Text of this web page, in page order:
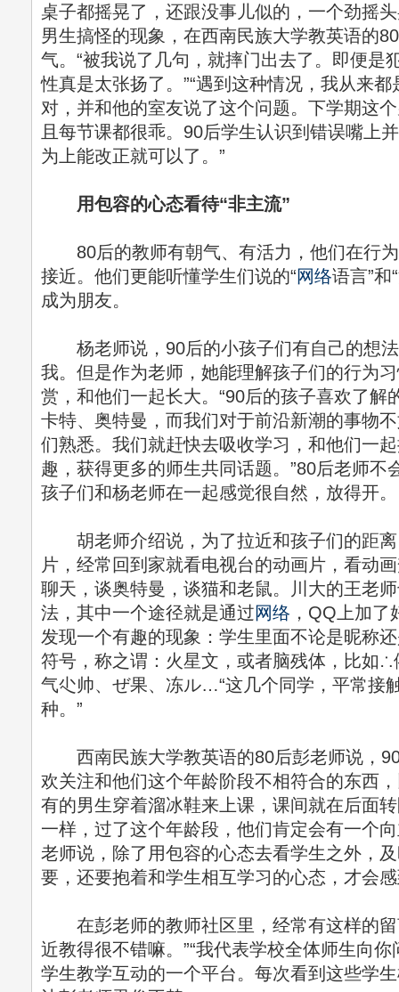
桌子都摇晃了，还跟没事儿似的，一个劲摇
男生搞怪的现象，在西南民族大学教英语的
气。“被我说了几句，就摔门出去了。即便是
性真是太张扬了。”“遇到这种情况，我从来
对，并和他的室友说了这个问题。下学期这
且每节课都很乖。90后学生认识到错误嘴上
为上能改正就可以了。”
用包容的心态看待“非主流”
80后的教师有朝气、有活力，他们在行为
接近。他们更能听懂学生们说的“网络语言”和
成为朋友。
杨老师说，90后的小孩子们有自己的想法
我。但是作为老师，她能理解孩子们的行为
赏，和他们一起长大。“90后的孩子喜欢了解
卡特、奥特曼，而我们对于前沿新潮的事物
们熟悉。我们就赶快去吸收学习，和他们一
趣，获得更多的师生共同话题。”80后老师不
孩子们和杨老师在一起感觉很自然，放得开。
胡老师介绍说，为了拉近和孩子们的距离
片，经常回到家就看电视台的动画片，看动
聊天，谈奥特曼，谈猫和老鼠。川大的王老
法，其中一个途径就是通过网络 ，QQ上加
发现一个有趣的现象：学生里面不论是昵称
符号，称之谓：火星文，或者脑残体，比
气尐帅、ぜ果、冻ル…“这几个同学，平常接
种。”
西南民族大学教英语的80后彭老师说，
欢关注和他们这个年龄阶段不相符合的东西
有的男生穿着溜冰鞋来上课，课间就在后面
一样，过了这个年龄段，他们肯定会有一个
老师说，除了用包容的心态去看学生之外，
要，还要抱着和学生相互学习的心态，才会感
在彭老师的教师社区里，经常有这样的留
近教得很不错嘛。”“我代表学校全体师生向
学生教学互动的一个平台。每次看到这些学